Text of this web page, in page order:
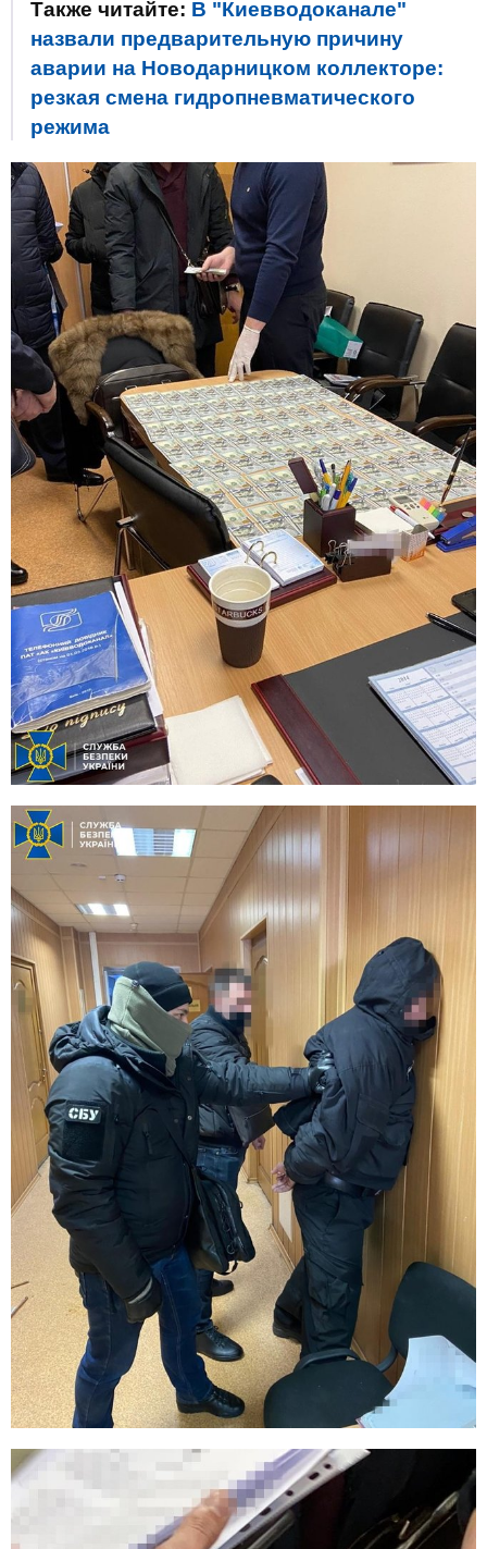
Также читайте: В "Киевводоканале"
назвали предварительную причину
аварии на Новодарницком коллекторе:
резкая смена гидропневматического
режима